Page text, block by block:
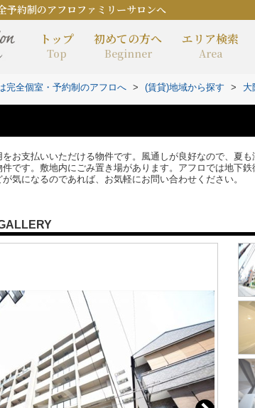
予約制のアフロファミリーサロンへ
トップ
Top
初めての方へ
Beginner
エリア検索
Area
完全個室・予約制のアフロへ > (賃貸)地域から探す > 大
お支払いいただける物件です。風通しが良好なので、夏
です。敷地内にごみ置き場があります。アフロでは地下
気になるのであれば、お気軽にお問い合わせください。